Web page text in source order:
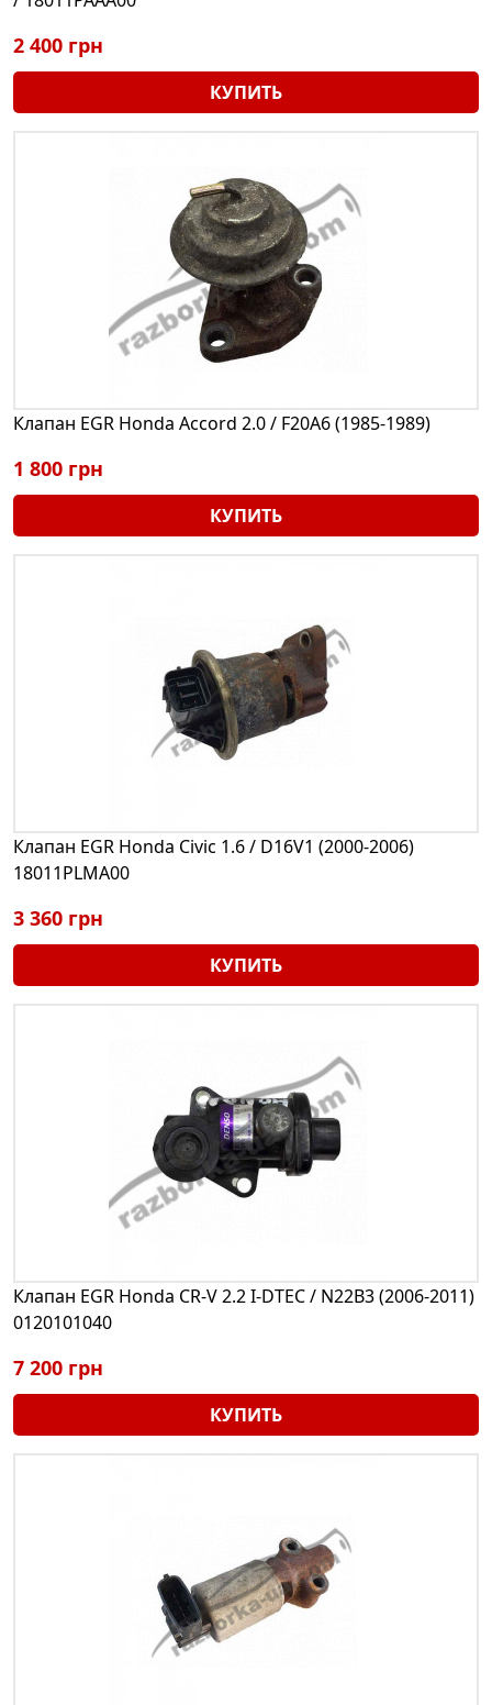
2 400 грн
КУПИТЬ
Клапан EGR Honda Accord 2.0 / F20A6 (1985-1989)
1 800 грн
КУПИТЬ
Клапан EGR Honda Civic 1.6 / D16V1 (2000-2006)
18011PLMA00
3 360 грн
КУПИТЬ
Клапан EGR Honda CR-V 2.2 I-DTEC / N22B3 (2006-2011)
0120101040
7 200 грн
КУПИТЬ